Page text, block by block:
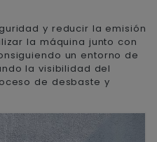
y reducir la emisión
la máquina junto con
un entorno de
la visibilidad del
de desbaste y